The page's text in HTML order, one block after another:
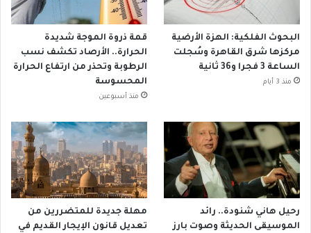
البحوث الفلكية: الهزة الأرضية
مركزها شرق القاهرة وسُجلت
الساعة 3 فجرا و36 ثانية
منذ 3 أيام
قمة ذروة الموجة شديدة
الحرارة.. الأرصاد تكشف نسب
الرطوبة وتحذر من ارتفاع الحرارة
المحسوسة
منذ أسبوعين
رحيل هاني شنودة.. رائد
الموسيقى الحديثة وصوت بارز
مهلة جديدة للمتضررين من
تعديل قانون الإيجار القديم في